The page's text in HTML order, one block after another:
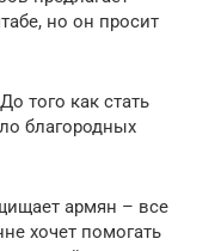
но он просит
того как стать
благородных
армян – все
хочет помогать